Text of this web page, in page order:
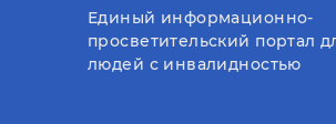
Единый информационно-
просветительский портал
людей с инвалидностью